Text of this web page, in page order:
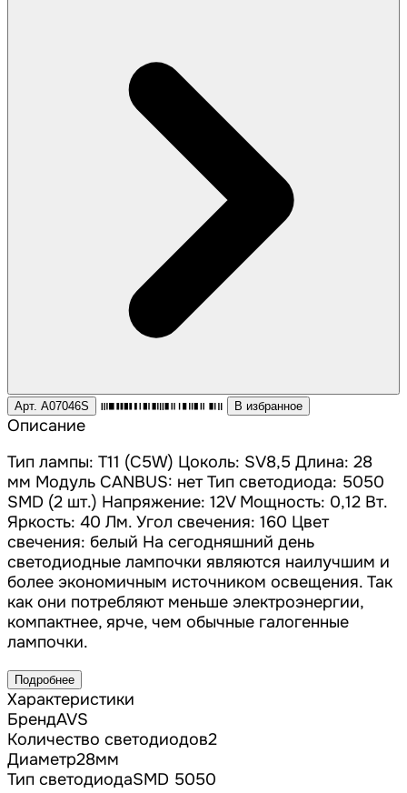
Арт. A07046S В избранное
Описание
Тип лампы: T11 (C5W) Цоколь: SV8,5 Длина: 28
мм Модуль CANBUS: нет Тип светодиода: 5050
SMD (2 шт.) Напряжение: 12V Мощность: 0,12 Вт.
Яркость: 40 Лм. Угол свечения: 160 Цвет
свечения: белый На сегодняшний день
светодиодные лампочки являются наилучшим и
более экономичным источником освещения. Так
как они потребляют меньше электроэнергии,
компактнее, ярче, чем обычные галогенные
лампочки.
Подробнее
Характеристики
БрендAVS
Количество светодиодов2
Диаметр28мм
Тип светодиодаSMD 5050